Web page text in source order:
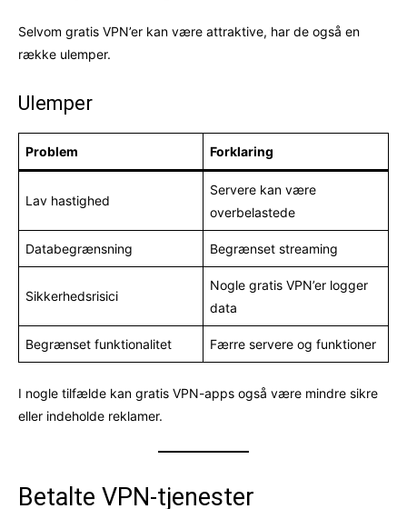
Selvom gratis VPN’er kan være attraktive, har de også en
række ulemper.
Ulemper
Problem Forklaring
Lav hastighed
Servere kan være
overbelastede
Databegrænsning Begrænset streaming
Sikkerhedsrisici
Nogle gratis VPN’er logger
data
Begrænset funktionalitet Færre servere og funktioner
I nogle tilfælde kan gratis VPN-apps også være mindre sikre
eller indeholde reklamer.
Betalte VPN-tjenester